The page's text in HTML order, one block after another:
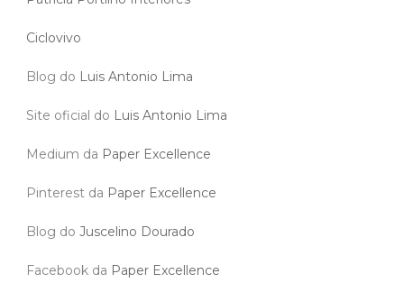
Ciclovivo
Blog do Luis Antonio Lima
Site oficial do Luis Antonio Lima
Medium da Paper Excellence
Pinterest da Paper Excellence
Blog do Juscelino Dourado
Facebook da Paper Excellence